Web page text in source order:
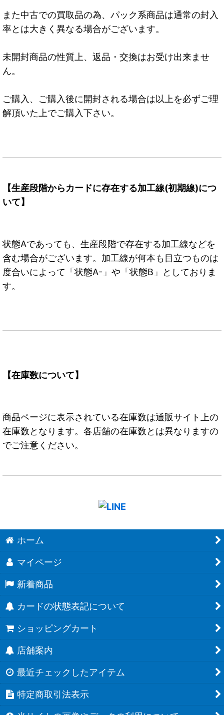
また中古での買取品の為、パック系商品は通常の封入
率とは大きく異なる場合がございます。
未開封商品の性質上、返品・交換はお受け出来ませ
ん。
ご購入、ご購入後に開封される場合は以上を必ずご理
解頂いた上でご購入下さい。
【生産段階からカードに存在する加工線(初期線)につ
いて】
状態Aであっても、生産段階で存在する加工線などを
含む場合がございます。加工線が何本も目立つものは
度合いによって「状態A-」や「状態B」としておりま
す。
【在庫数について】
商品ページに表示されている在庫数は通販サイト上の
在庫数となります。各店舗の在庫数とは異なりますの
でご注意ください。
ホーム
マイページ
新着商品
カードの状態表記について
ショッピングカート
店舗案内
最近チェックしたアイテム
特定商取引法表示